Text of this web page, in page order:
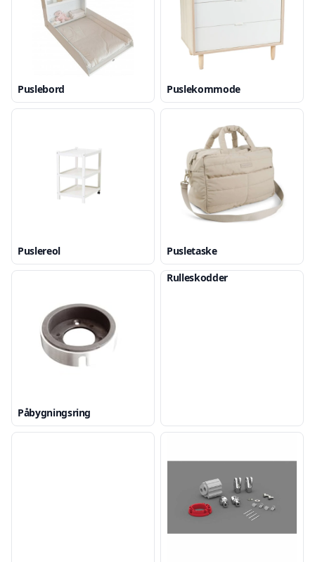
Puslebord Puslekommode
Puslereol Pusletaske
Påbygningsring
Rulleskodder